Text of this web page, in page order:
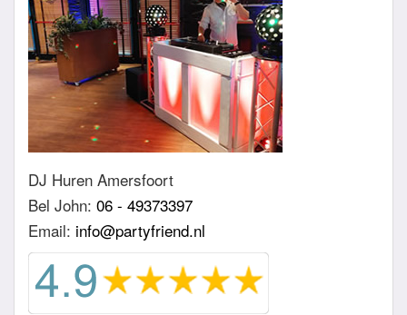
DJ Huren Amersfoort
Bel John: 06 - 49373397
Email: info@partyfriend.nl